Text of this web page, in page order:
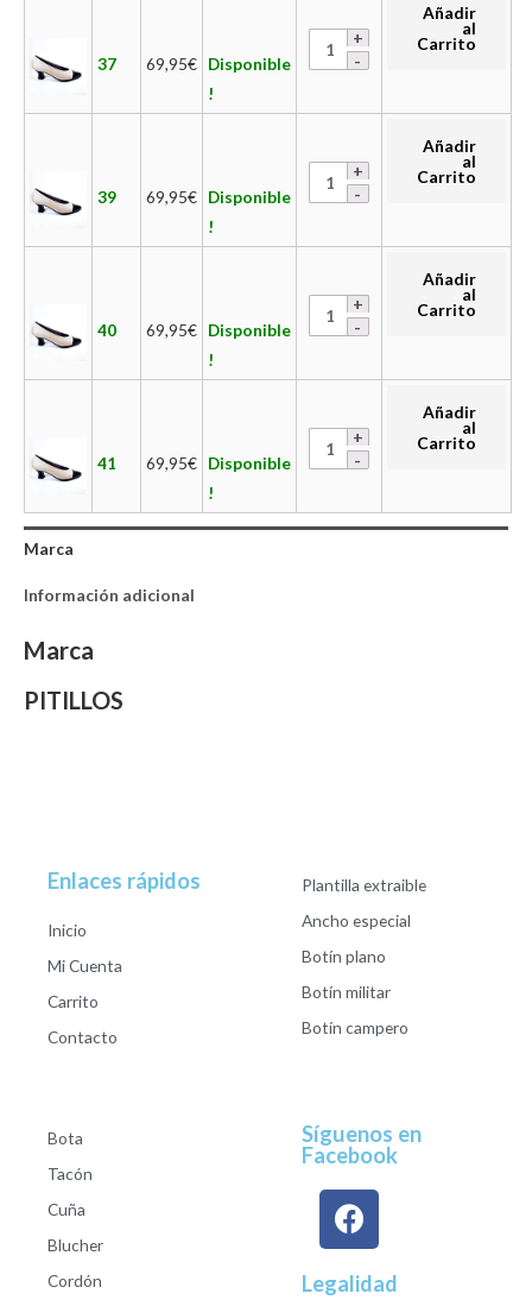
37 69,95€ Disponible
!
Añadir
al
Carrito
39 69,95€ Disponible
!
Añadir
al
Carrito
40 69,95€ Disponible
!
Añadir
al
Carrito
41 69,95€ Disponible
!
Añadir
al
Carrito
Marca
Información adicional
Marca
PITILLOS
Enlaces rápidos
Inicio
Mi Cuenta
Carrito
Contacto
Plantilla extraible
Ancho especial
Botín plano
Botín militar
Botín campero
Bota
Tacón
Cuña
Blucher
Cordón
Síguenos en
Facebook
Legalidad